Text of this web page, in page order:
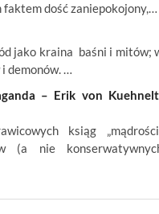
dość zaniepokojony,…
jako kraina baśni i mitów;
demonów. …
– Erik von
ksiąg
(a nie